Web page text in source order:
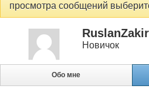
просмотра сообщений
Новичок
Обо мне